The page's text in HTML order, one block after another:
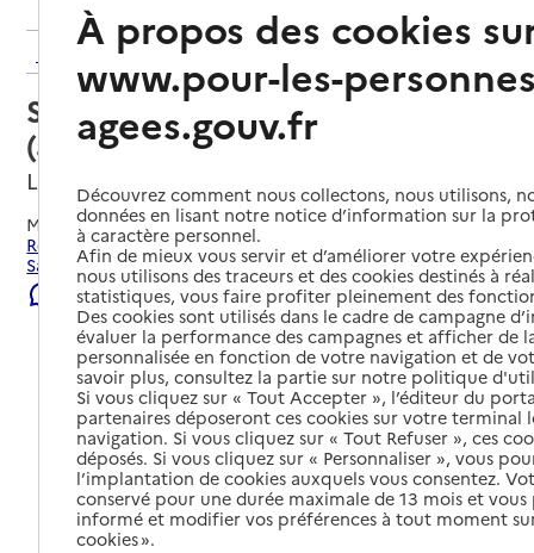
Retour aux résultats de l'annuaire
Service autonomie à domicile
(aide) – Services ADMR
La Salvetat-Peyralès, AVEYRON
Mis à jour le22/07/2026
Rechercher les établissements et services autour de La
Salvetat-Peyralès.
Signaler une erreur
À propos des cookies
www.pour-les-
agees.gouv.fr
Découvrez comment nous collectons, nous utilisons,
données en lisant notre notice d’information sur la
à caractère personnel.
Afin de mieux vous servir et d’améliorer votre
nous utilisons des traceurs et des cookies destinés à
statistiques, vous faire profiter pleinement des
Des cookies sont utilisés dans le cadre de campagne
évaluer la performance des campagnes et afficher de
personnalisée en fonction de votre navigation et de
savoir plus, consultez la partie sur notre politique
Si vous cliquez sur « Tout Accepter », l’éditeur du
partenaires déposeront ces cookies sur votre terminal
navigation. Si vous cliquez sur « Tout Refuser », ces
déposés. Si vous cliquez sur « Personnaliser », vous
l’implantation de cookies auxquels vous consentez.
conservé pour une durée maximale de 13 mois et
informé et modifier vos préférences à tout moment
cookies ».